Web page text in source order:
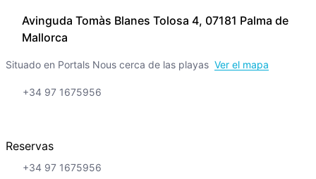
Avinguda Tomàs Blanes Tolosa 4, 07181 Palma de
Mallorca
Situado en Portals Nous cerca de las playas Ver el mapa
+34 97 1675956
Reservas
+34 97 1675956